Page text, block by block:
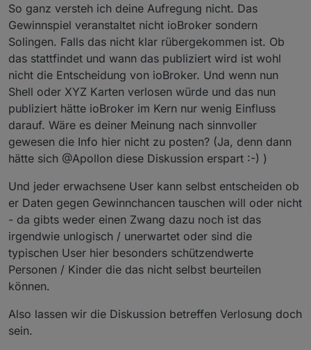
Verlosung nochmal geben wird.
Und nicht ein Post mit einem Link ohne Infos dazu.
ein paar User gibt, die Karten suchen und der
Thread mit "ausverkauft" deklariert ist und dann
kommst Du mit nem Gewinnspiel.....
So ganz versteh ich deine Aufregung nicht. Das
Gewinnspiel veranstaltet nicht ioBroker sondern
Solingen. Falls das nicht klar rübergekommen ist. Ob
das stattfindet und wann das publiziert wird ist wohl
nicht die Entscheidung von ioBroker. Und wenn nun
Shell oder XYZ Karten verlosen würde und das nun
publiziert hätte ioBroker im Kern nur wenig Einfluss
darauf. Wäre es deiner Meinung nach sinnvoller
gewesen die Info hier nicht zu posten? (Ja, denn dann
hätte sich @Apollon diese Diskussion erspart :-) )
Und jeder erwachsene User kann selbst entscheiden ob
er Daten gegen Gewinnchancen tauschen will oder nicht
- da gibts weder einen Zwang dazu noch ist das
irgendwie unlogisch / unerwartet oder sind die
typischen User hier besonders schützendwerte
Personen / Kinder die das nicht selbst beurteilen
können.
Also lassen wir die Diskussion betreffen Verlosung doch
sein.